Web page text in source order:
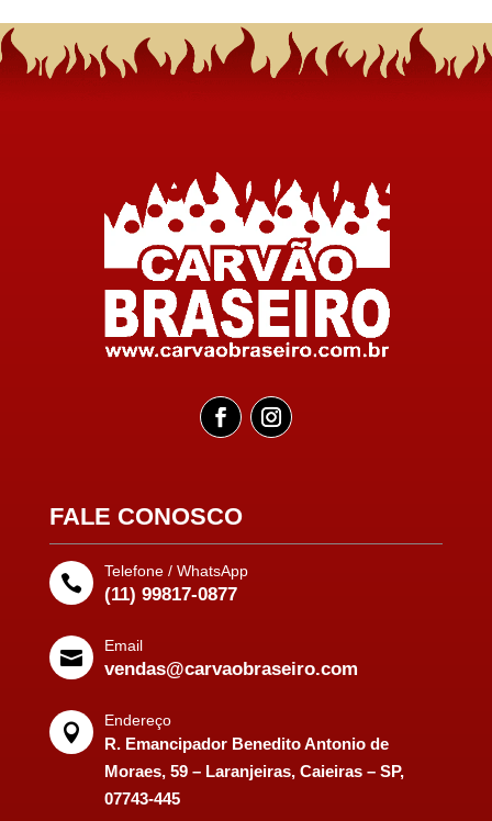
FALE CONOSCO

Telefone / WhatsApp
(11) 99817-0877

Email
vendas@carvaobraseiro.com

Endereço
R. Emancipador Benedito Antonio de
Moraes, 59 – Laranjeiras, Caieiras – SP,
07743-445